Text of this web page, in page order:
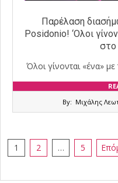
Παρέλαση
Posidonio! ‘Ολοι
στο
Όλοι γίνονται «ένα»
By: Μιχάλης
Σελιδοποίηση
1 2 … 5